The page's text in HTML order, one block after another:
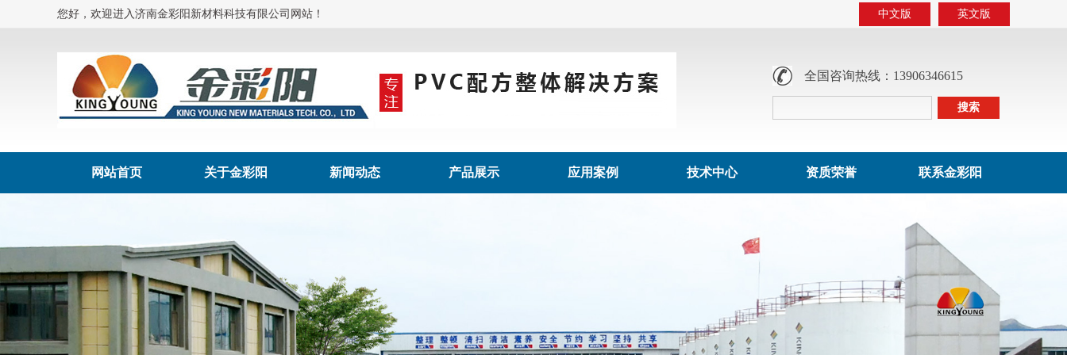
您好，欢迎进入济南金彩阳新材料科技有限公司网站！ 中文版 英文版
全国咨询热线：13906346615
网站首页 关于金彩阳 新闻动态 产品展示 应用案例 技术中心 资质荣誉 联系金彩阳